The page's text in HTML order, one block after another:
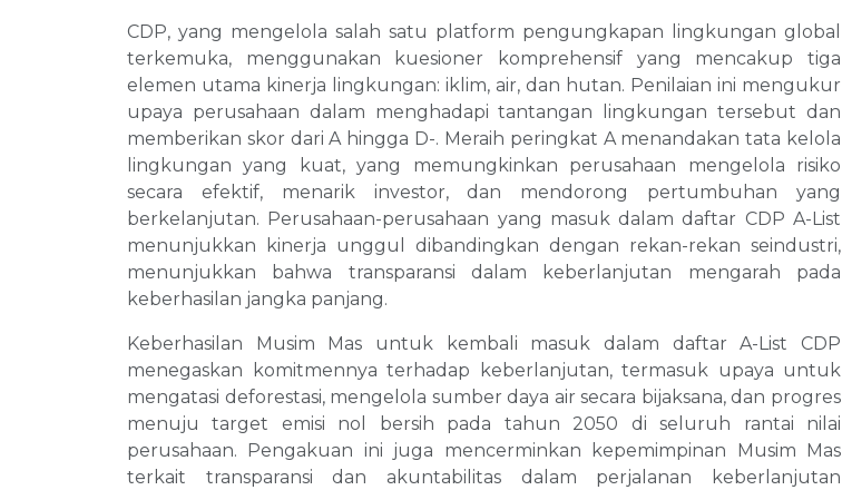
CDP, yang mengelola salah satu platform pengungkapan lingkungan global
terkemuka, menggunakan kuesioner komprehensif yang mencakup tiga
elemen utama kinerja lingkungan: iklim, air, dan hutan. Penilaian ini mengukur
upaya perusahaan dalam menghadapi tantangan lingkungan tersebut dan
memberikan skor dari A hingga D-. Meraih peringkat A menandakan tata kelola
lingkungan yang kuat, yang memungkinkan perusahaan mengelola risiko
secara efektif, menarik investor, dan mendorong pertumbuhan yang
berkelanjutan. Perusahaan-perusahaan yang masuk dalam daftar CDP A-List
menunjukkan kinerja unggul dibandingkan dengan rekan-rekan seindustri,
menunjukkan bahwa transparansi dalam keberlanjutan mengarah pada
keberhasilan jangka panjang.
Keberhasilan Musim Mas untuk kembali masuk dalam daftar A-List CDP
menegaskan komitmennya terhadap keberlanjutan, termasuk upaya untuk
mengatasi deforestasi, mengelola sumber daya air secara bijaksana, dan progres
menuju target emisi nol bersih pada tahun 2050 di seluruh rantai nilai
perusahaan. Pengakuan ini juga mencerminkan kepemimpinan Musim Mas
terkait transparansi dan akuntabilitas dalam perjalanan keberlanjutan